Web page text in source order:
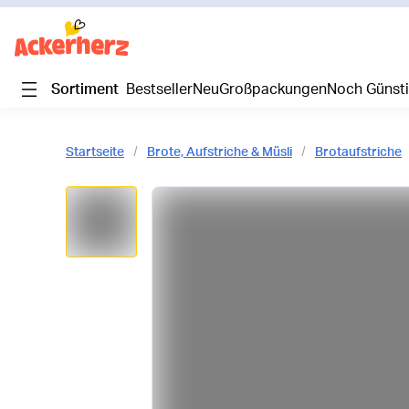
Sortiment Bestseller Neu Großpackungen Noch
Startseite Brote, Aufstriche & Müsli Brotaufstriche